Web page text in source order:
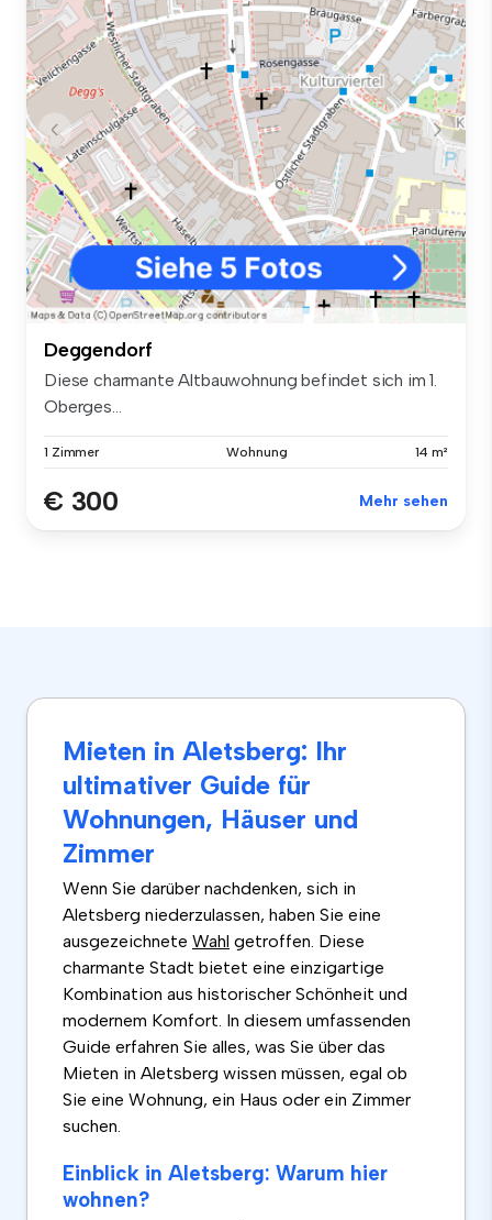
Deggendorf
Diese charmante Altbauwohnung befindet sich im 1.
Oberges...
1 Zimmer Wohnung 14 m²
€ 300 Mehr sehen
Mieten in Aletsberg: Ihr
ultimativer Guide für
Wohnungen, Häuser und
Zimmer
Wenn Sie darüber nachdenken, sich in
Aletsberg niederzulassen, haben Sie eine
ausgezeichnete Wahl getroffen. Diese
charmante Stadt bietet eine einzigartige
Kombination aus historischer Schönheit und
modernem Komfort. In diesem umfassenden
Guide erfahren Sie alles, was Sie über das
Mieten in Aletsberg wissen müssen, egal ob
Sie eine Wohnung, ein Haus oder ein Zimmer
suchen.
Einblick in Aletsberg: Warum hier
wohnen?